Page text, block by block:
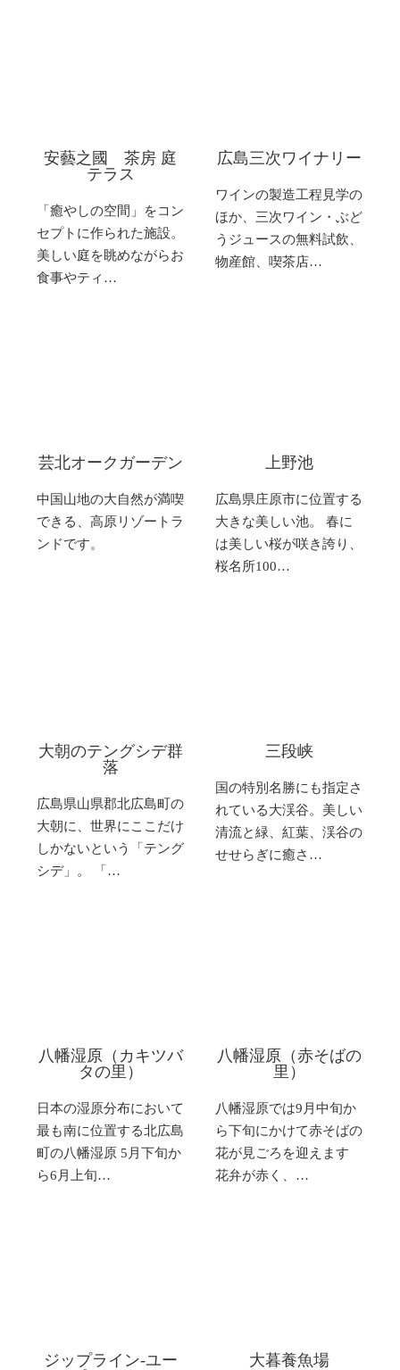
安藝之國 茶房 庭
テラス
「癒やしの空間」をコン
セプトに作られた施設。
美しい庭を眺めながらお
食事やティ…
広島三次ワイナリー
ワインの製造工程見学の
ほか、三次ワイン・ぶど
うジュースの無料試飲、
物産館、喫茶店…
芸北オークガーデン
中国山地の大自然が満喫
できる、高原リゾートラ
ンドです。
上野池
広島県庄原市に位置する
大きな美しい池。 春に
は美しい桜が咲き誇り、
桜名所100…
大朝のテングシデ群
落
広島県山県郡北広島町の
大朝に、世界にここだけ
しかないという「テング
シデ」。 「…
三段峡
国の特別名勝にも指定さ
れている大渓谷。美しい
清流と緑、紅葉、渓谷の
せせらぎに癒さ…
八幡湿原（カキツバ
タの里）
日本の湿原分布において
最も南に位置する北広島
町の八幡湿原 5月下旬か
ら6月上旬…
八幡湿原（赤そばの
里）
八幡湿原では9月中旬か
ら下旬にかけて赤そばの
花が見ごろを迎えます
花弁が赤く、…
ジップライン-ユー
大暮養魚場